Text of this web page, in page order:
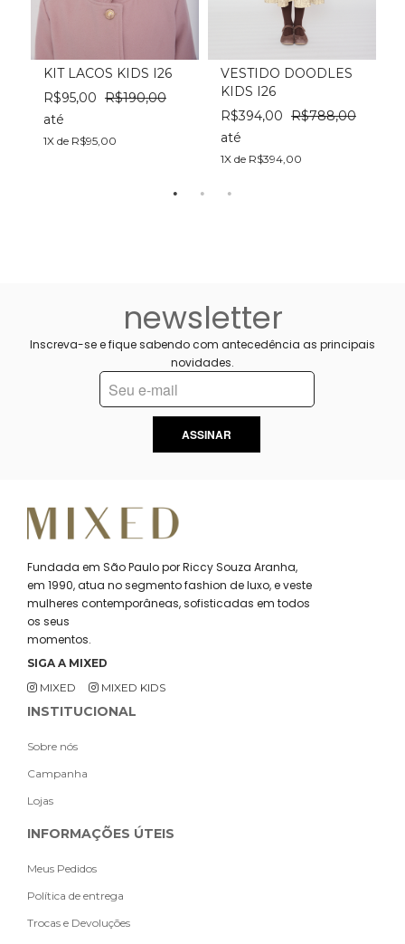
KIT LACOS KIDS I26
R$95,00 R$190,00
até
1X de R$95,00
VESTIDO DOODLES
KIDS I26
R$394,00 R$788,00
até
1X de R$394,00
newsletter
Inscreva-se e fique sabendo com antecedência as principais
novidades.
ASSINAR
Fundada em São Paulo por Riccy Souza Aranha,
em 1990, atua no segmento fashion de luxo, e veste
mulheres contemporâneas, sofisticadas em todos
os seus
momentos.
SIGA A MIXED
MIXED
MIXED KIDS
INSTITUCIONAL
Sobre nós
Campanha
Lojas
INFORMAÇÕES ÚTEIS
Meus Pedidos
Política de entrega
Trocas e Devoluções